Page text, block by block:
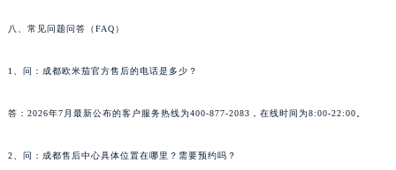
八、常见问题问答（FAQ）
1、问：成都欧米茄官方售后的电话是多少？
答：2026年7月最新公布的客户服务热线为400-877-2083，在线时间为8:00-22:00。
2、问：成都售后中心具体位置在哪里？需要预约吗？